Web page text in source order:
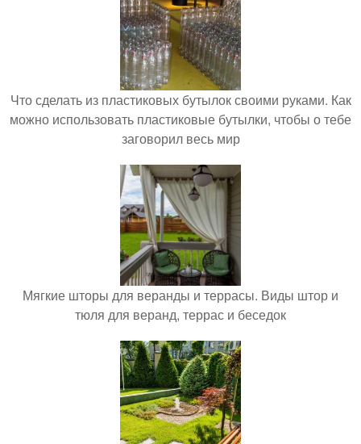
Что сделать из пластиковых бутылок своими руками. Как
можно использовать пластиковые бутылки, чтобы о тебе
заговорил весь мир
Мягкие шторы для веранды и террасы. Виды штор и
тюля для веранд, террас и беседок